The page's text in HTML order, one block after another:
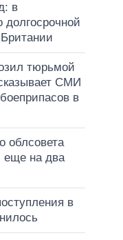
в
тюрьмой
СМИ
в
облсовета
еще на два
в